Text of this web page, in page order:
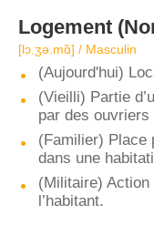
Logement
[lɔ.ʒə.mɑ̃] / Masculin
(Aujourd'hui)
(Vieilli) Partie
par des
(Familier) Place
dans une
(Militaire)
l’habitant.